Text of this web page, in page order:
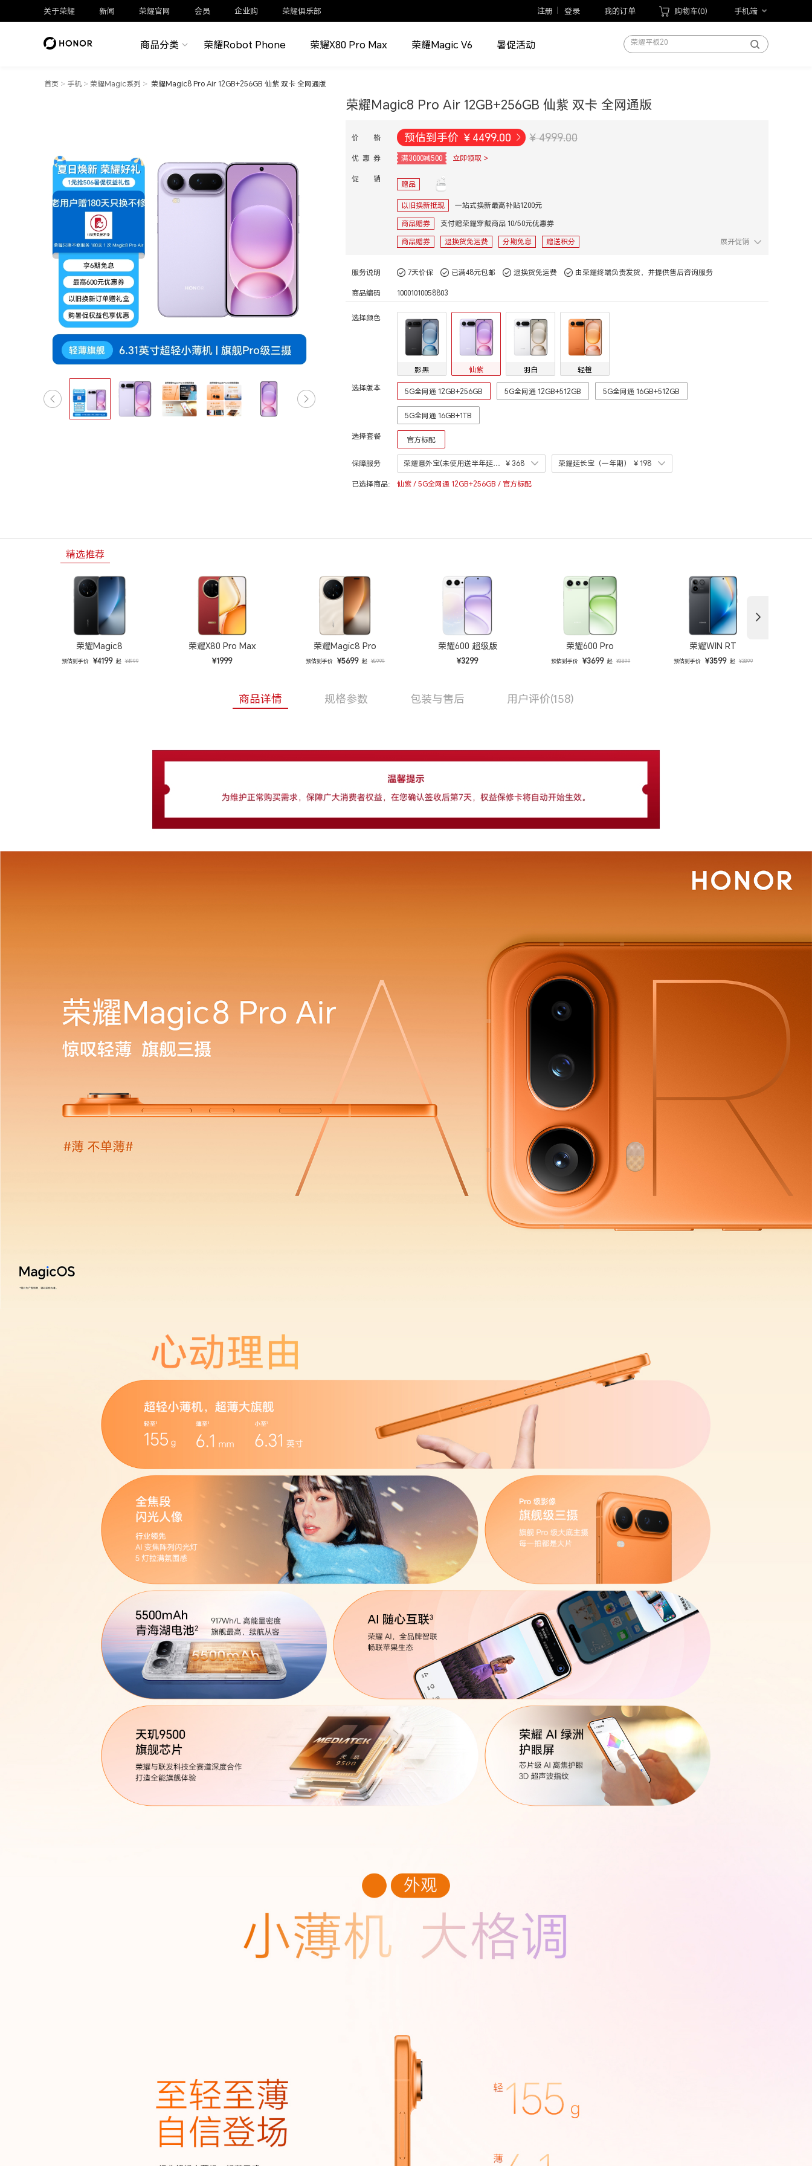
关于荣耀 新闻 荣耀官网 会员 企业购 荣耀俱乐部 注册 登录 我的订单 购物车(0) 手机端
商品分类 荣耀Robot Phone 荣耀X80 Pro Max 荣耀Magic V6 暑促活动
荣耀MagicBook Pro 14 2026
手机
手表
首页 > 手机 > 荣耀Magic系列 > 荣耀Magic8 Pro Air 12GB+256GB 仙紫 双卡 全网通版
荣耀Magic8 Pro Air 12GB+256GB 仙紫 双卡 全网通版
价 格 预估到手价 ¥ 4499.00 ¥ 4999.00
优 惠 券 满3000减500 立即领取 >
促 销
赠品
以旧换新抵现
一站式换新最高补贴1200元
商品赠券
支付赠荣耀穿戴商品 10/50元优惠券
商品赠券
退换货免运费 分期免息 赠送积分 展开促销
服务说明 7天价保 已满48元包邮 退换货免运费 由荣耀终端负责发货，并提供售后咨询服务
商品编码 10001010058803
选择颜色
影黑 仙紫 羽白
轻橙
选择版本
5G全网通 12GB+256GB 5G全网通 12GB+512GB 5G全网通 16GB+512GB
5G全网通 16GB+1TB
选择套餐 官方标配
保障服务 荣耀意外宝(未使用送半年延长宝)(一年期) ￥368 荣耀延长宝（一年期） ￥198
已选择商品: 仙紫 / 5G全网通 12GB+256GB / 官方标配
精选推荐
荣耀Magic8
预估到手价 ¥4199 起 ¥4999
荣耀X80 Pro Max
¥1999
荣耀Magic8 Pro
预估到手价 ¥5699 起 ¥5999
荣耀600 超级版
¥3299
荣耀600 Pro
预估到手价 ¥3699 起 ¥3899
荣耀WIN RT
预估到手价 ¥3599 起 ¥3899
商品详情 规格参数 包装与售后 用户评价(158)